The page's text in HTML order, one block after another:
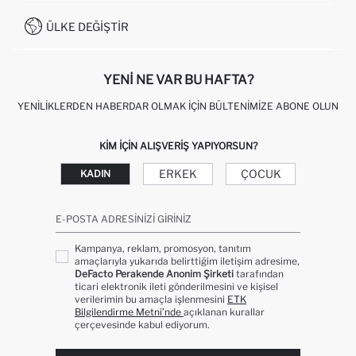
İŞLEM REHBERI
KAMPANYALAR
0850 333 22 86
ÜLKE DEĞIŞTIR
YENI NE VAR BU HAFTA?
YENILIKLERDEN HABERDAR OLMAK İÇIN BÜLTENIMIZE ABONE OLUN
KIM IÇIN ALIŞVERIŞ YAPIYORSUN?
KADIN ERKEK ÇOCUK
E-POSTA ADRESINIZI GIRINIZ
Kampanya, reklam, promosyon, tanıtım
amaçlarıyla yukarıda belirttiğim iletişim adresime,
DeFacto Perakende Anonim Şirketi tarafından
ticari elektronik ileti gönderilmesini ve kişisel
verilerimin bu amaçla işlenmesini ETK
Bilgilendirme Metni’nde açıklanan kurallar
çerçevesinde kabul ediyorum.